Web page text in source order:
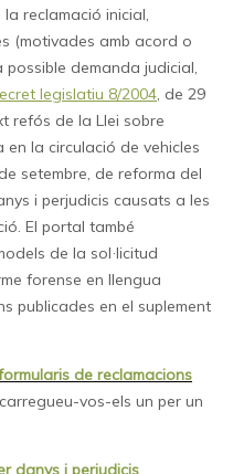
reclamació inicial,
(motivades amb acord o
demanda judicial,
legislatiu 8/2004, de 29
refós de la Llei sobre
la circulació de vehicles
setembre, de reforma del
i perjudicis causats a les
El portal també
de la sol·licitud
forense en llengua
publicades en el suplement
de reclamacions
vos-els un per un
danys i perjudicis